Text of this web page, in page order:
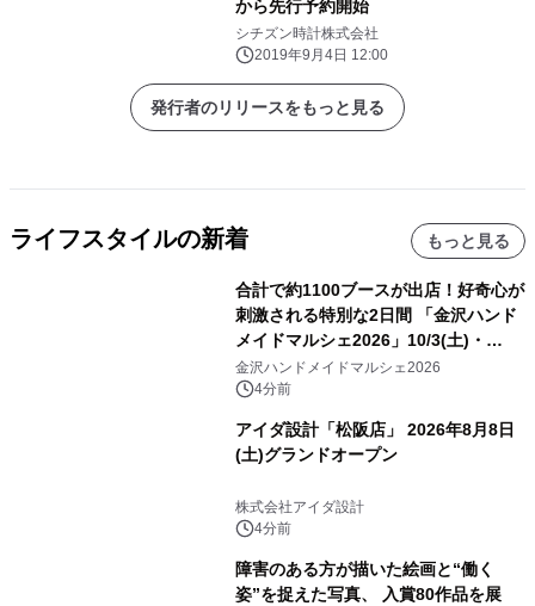
から先行予約開始
シチズン時計株式会社
2019年9月4日 12:00
発行者のリリースをもっと見る
ライフスタイルの新着 もっと見る
合計で約1100ブースが出店！好奇心が
刺激される特別な2日間 「金沢ハンド
メイドマルシェ2026」10/3(土)・
10/4(日)開催
金沢ハンドメイドマルシェ2026
4分前
アイダ設計「松阪店」 2026年8月8日
(土)グランドオープン
株式会社アイダ設計
4分前
障害のある方が描いた絵画と“働く
姿”を捉えた写真、 入賞80作品を展